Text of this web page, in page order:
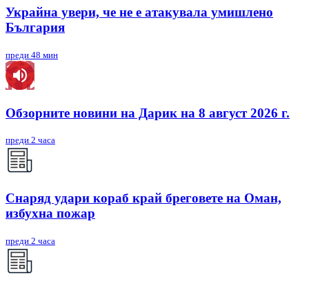
Украйна увери, че не е атакувала умишлено
България
преди 48 мин
Обзорните новини на Дарик на 8 август 2026 г.
преди 2 часа
Снаряд удари кораб край бреговете на Оман,
избухна пожар
преди 2 часа